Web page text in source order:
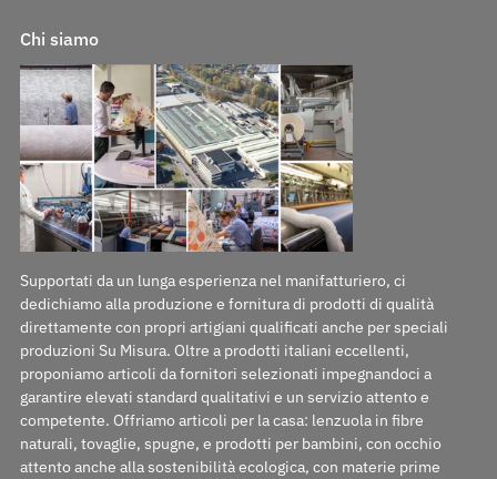
Chi siamo
Supportati da un lunga esperienza nel manifatturiero, ci
dedichiamo alla produzione e fornitura di prodotti di qualità
direttamente con propri artigiani qualificati anche per speciali
produzioni Su Misura. Oltre a prodotti italiani eccellenti,
proponiamo articoli da fornitori selezionati impegnandoci a
garantire elevati standard qualitativi e un servizio attento e
competente. Offriamo articoli per la casa: lenzuola in fibre
naturali, tovaglie, spugne, e prodotti per bambini, con occhio
attento anche alla sostenibilità ecologica, con materie prime